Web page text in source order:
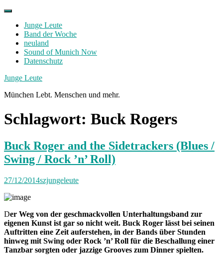
Skip
contentJunge Leute
Band der Woche
neuland
Sound of Munich Now
Datenschutz
Facebook
Twitter
Instagram
Junge Leute
München Lebt. Menschen und mehr.
Schlagwort: Buck Rogers
Buck Roger and the Sidetrackers (Blues /
Swing / Rock ’n’ Roll)
27/12/2014szjungeleute
Der Weg von der geschmackvollen Unterhaltungsband zur
eigenen Kunst ist gar so nicht weit. Buck Roger lässt bei seinen
Auftritten eine Zeit auferstehen, in der Bands über Stunden
hinweg mit Swing oder Rock ’n’ Roll für die Beschallung einer
Tanzbar sorgten oder jazzige Grooves zum Dinner spielten.